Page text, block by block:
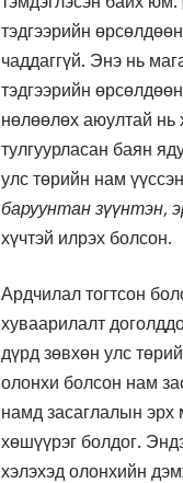
тэдгээрийн
чаддаггүй. Энэ нь
тэдгээрийн
нөлөөлөх аюултай нь
тулгуурласан баян
улс төрийн нам
баруунтан зүүнтэн,
хүчтэй илрэх болсон.
Ардчилал тогтсон
хуваарилалт
дүрд зөвхөн улс
олонхи болсон нам
намд засаглалын эрх
хөшүүрэг болдог.
хэлэхэд олонхийн